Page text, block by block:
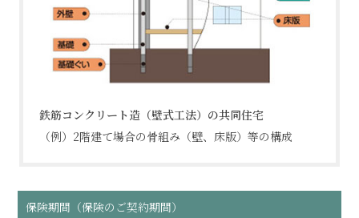
鉄筋コンクリート造（壁式工法）の共同住宅
（例）2階建て場合の骨組み（壁、床版）等の構成
保険期間（保険のご契約期間）